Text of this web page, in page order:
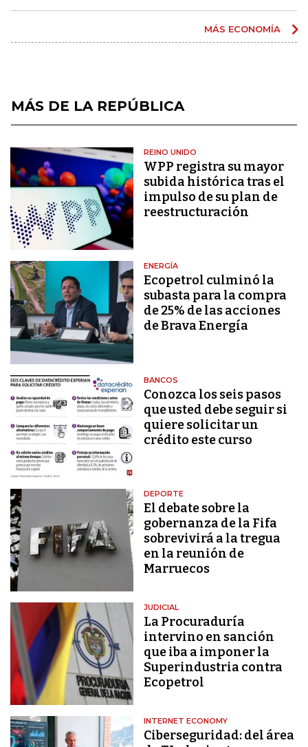
MÁS ECONOMÍA
MÁS DE LA REPÚBLICA
REINO UNIDO
WPP registra su mayor
subida histórica tras el
impulso de su plan de
reestructuración
ENERGÍA
Ecopetrol culminó la
subasta para la compra
de 25% de las acciones
de Brava Energía
BANCOS
Conozca los seis pasos
que usted debe seguir si
quiere solicitar un
crédito este curso
DEPORTE
El debate sobre la
gobernanza de la Fifa
sobrevivirá a la tregua
en la reunión de
Marruecos
JUDICIAL
La Procuraduría
intervino en sanción
que iba a imponer la
Superindustria contra
Ecopetrol
INTERNET ECONOMY
Ciberseguridad: del área